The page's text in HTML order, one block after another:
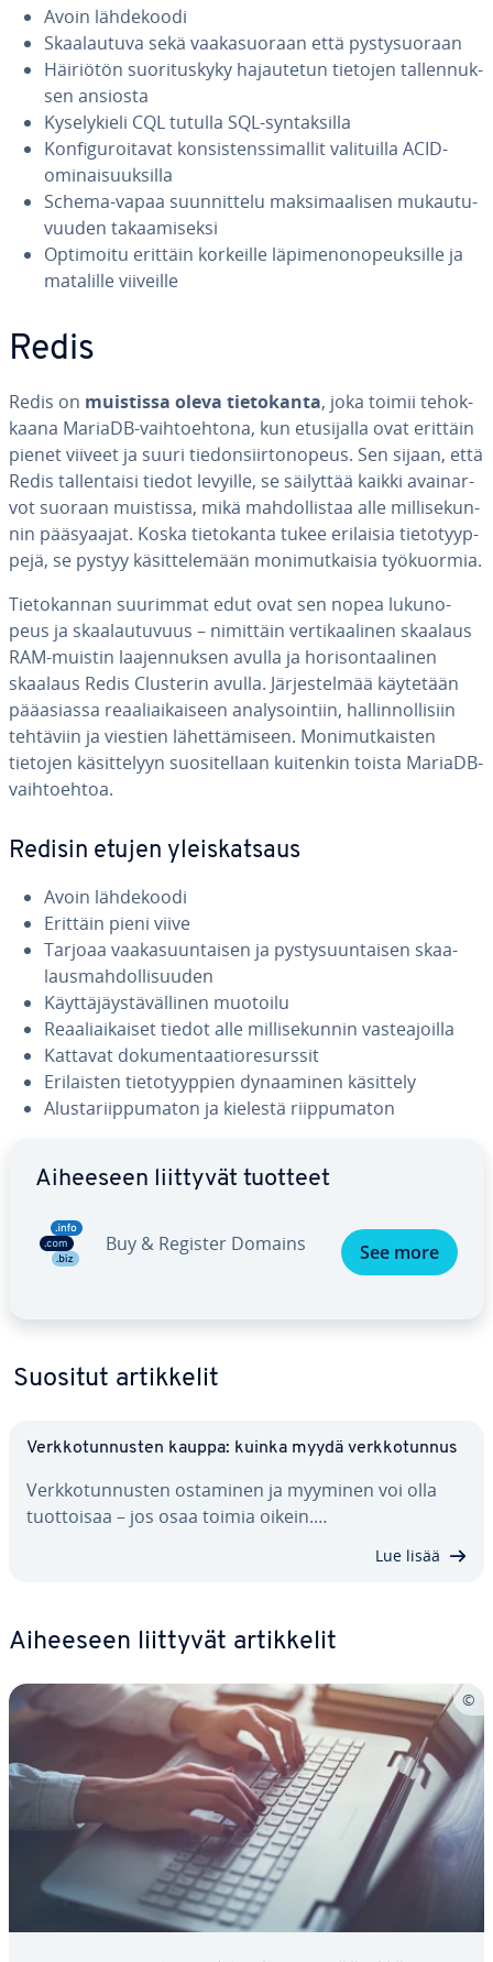
Avoin läh­de­koo­di
Skaa­lau­tu­va sekä vaa­ka­suo­raan että pys­ty­suo­raan
Häiriötön suo­ri­tus­ky­ky ha­jau­te­tun tietojen tal­len­nuk­
sen ansiosta
Ky­se­ly­kie­li CQL tutulla SQL-syn­tak­sil­la
Kon­fi­gu­roi­ta­vat kon­sis­tens­si­mal­lit va­li­tuil­la ACID-
omi­nai­suuk­sil­la
Schema-vapaa suun­nit­te­lu mak­si­maa­li­sen mu­kau­tu­
vuu­den ta­kaa­mi­sek­si
Optimoitu erittäin korkeille lä­pi­me­no­no­peuk­sil­le ja
matalille viiveille
Redis
Redis on muistissa oleva tie­to­kan­ta, joka toimii te­hok­
kaa­na MariaDB-vaih­toeh­to­na, kun etusi­jal­la ovat erittäin
pienet viiveet ja suuri tie­don­siir­to­no­peus. Sen sijaan, että
Redis tal­len­tai­si tiedot levyille, se säilyttää kaikki avai­nar­
vot suoraan muistissa, mikä mah­dol­lis­taa alle mil­li­se­kun­
nin pää­sy­aa­jat. Koska tie­to­kan­ta tukee erilaisia tie­to­tyyp­
pe­jä, se pystyy kä­sit­te­le­mään mo­ni­mut­kai­sia työ­kuor­mia.
Tie­to­kan­nan suurimmat edut ovat sen nopea lu­ku­no­
peus ja skaa­lau­tu­vuus – nimittäin ver­ti­kaa­li­nen skaalaus
RAM-muistin laa­jen­nuk­sen avulla ja ho­ri­son­taa­li­nen
skaalaus Redis Clusterin avulla. Jär­jes­tel­mää käytetään
pää­asias­sa re­aa­liai­kai­seen ana­ly­soin­tiin, hal­lin­nol­li­siin
tehtäviin ja viestien lä­het­tä­mi­seen. Mo­ni­mut­kais­ten
tietojen kä­sit­te­lyyn suo­si­tel­laan kuitenkin toista MariaDB-
vaih­toeh­toa.
Redisin etujen yleis­kat­saus
Avoin läh­de­koo­di
Erittäin pieni viive
Tarjoaa vaa­ka­suun­tai­sen ja pys­ty­suun­tai­sen skaa­
laus­mah­dol­li­suu­den
Käyt­tä­jäys­tä­väl­li­nen muotoilu
Re­aa­liai­kai­set tiedot alle mil­li­se­kun­nin vas­tea­joil­la
Kattavat do­ku­men­taa­tio­re­surs­sit
Eri­lais­ten tie­to­tyyp­pien dy­naa­mi­nen käsittely
Alus­ta­riip­pu­ma­ton ja kielestä riip­pu­ma­ton
Aiheeseen liittyvät tuotteet
Buy & Register Domains See more
Suositut ar­tik­ke­lit
Verk­ko­tun­nus­ten kauppa: kuinka myydä verk­ko­tun­nus
Verk­ko­tun­nus­ten ostaminen ja myyminen voi olla
tuot­toi­saa – jos osaa toimia oikein.…
Lue lisää
Aiheeseen liittyvät ar­tik­ke­lit